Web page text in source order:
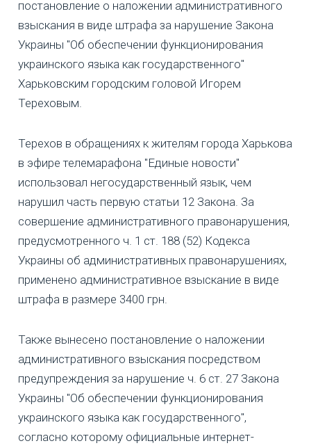
постановление о наложении административного
взыскания в виде штрафа за нарушение Закона
Украины "Об обеспечении функционирования
украинского языка как государственного"
Харьковским городским головой Игорем
Тереховым.
Терехов в обращениях к жителям города Харькова
в эфире телемарафона "Единые новости"
использовал негосударственный язык, чем
нарушил часть первую статьи 12 Закона. За
совершение административного правонарушения,
предусмотренного ч. 1 ст. 188 (52) Кодекса
Украины об административных правонарушениях,
применено административное взыскание в виде
штрафа в размере 3400 грн.
Также вынесено постановление о наложении
административного взыскания посредством
предупреждения за нарушение ч. 6 ст. 27 Закона
Украины "Об обеспечении функционирования
украинского языка как государственного",
согласно которому официальные интернет-